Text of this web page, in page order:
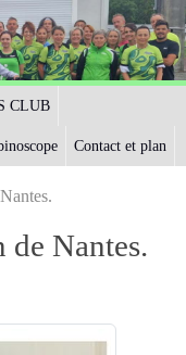
CLUB
Contact et plan
Nantes.